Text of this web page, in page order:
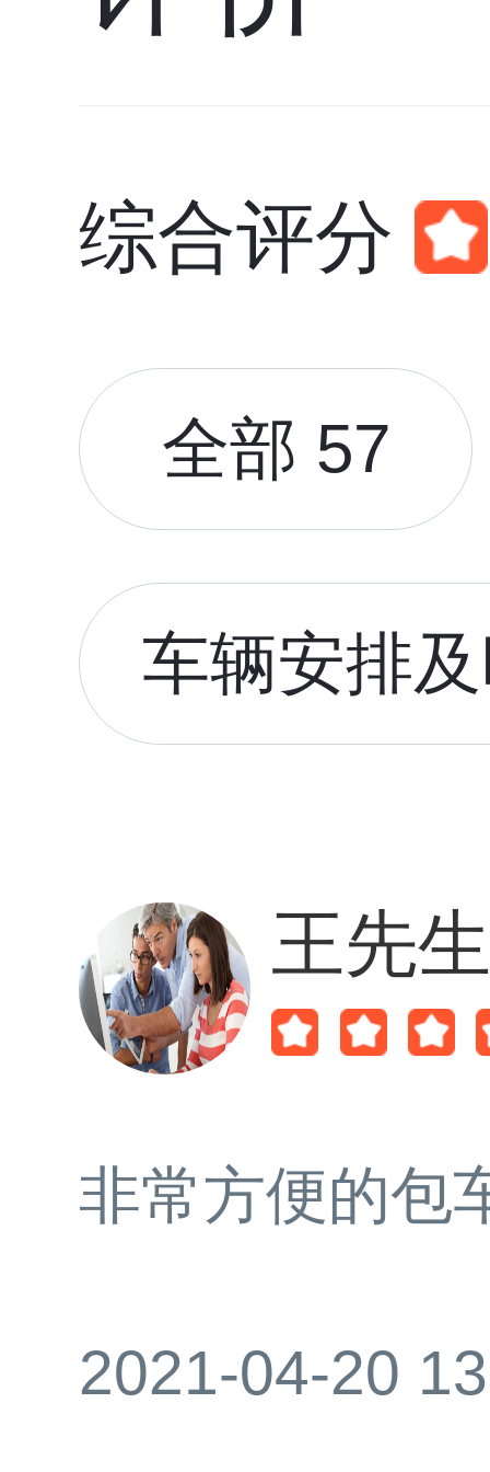
综合评分
全部 57
车辆安排
王先
非常方便的包
2021-04-20